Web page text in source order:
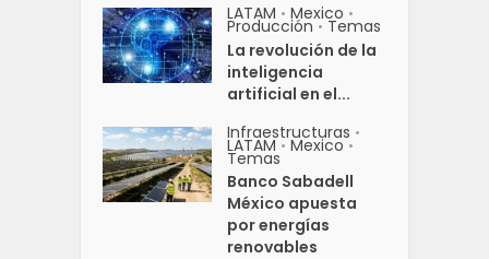
LATAM • Mexico •
Producción • Temas
La revolución de la
inteligencia
artificial en el...
Infraestructuras •
LATAM • Mexico •
Temas
Banco Sabadell
México apuesta
por energías
renovables